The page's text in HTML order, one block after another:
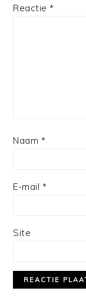
4
3
2
1
Reactie*
Naam *
E-mail *
Site